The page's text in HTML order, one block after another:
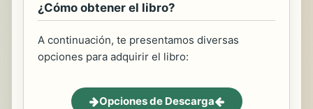
¿Cómo obtener el libro?
A continuación, te presentamos diversas
opciones para adquirir el libro:
Opciones de Descarga